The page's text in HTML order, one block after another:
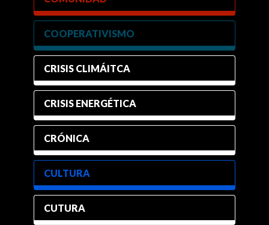
COOPERATIVISMO
CRISIS CLIMÁITCA
CRISIS ENERGÉTICA
CRÓNICA
CULTURA
CUTURA